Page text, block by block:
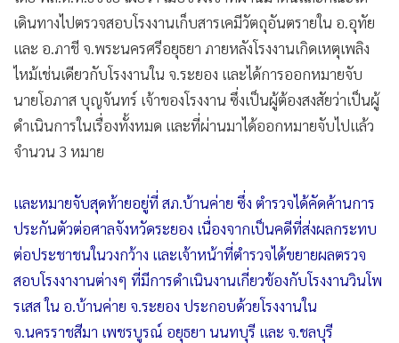
เดินทางไปตรวจสอบโรงงานเก็บสารเคมีวัตถุอันตรายใน อ.อุทัย
และ อ.ภาชี จ.พระนครศรีอยุธยา ภายหลังโรงงานเกิดเหตุเพลิง
ไหม้เช่นเดียวกับโรงงานใน จ.ระยอง และได้การออกหมายจับ
นายโอภาส บุญจันทร์ เจ้าของโรงงาน ซึ่งเป็นผู้ต้องสงสัยว่าเป็นผู้
ดำเนินการในเรื่องทั้งหมด และที่ผ่านมาได้ออกหมายจับไปแล้ว
จำนวน 3 หมาย
และหมายจับสุดท้ายอยู่ที่ สภ.บ้านค่าย ซึ่ง ตำรวจได้คัดค้านการ
ประกันตัวต่อศาลจังหวัดระยอง เนื่องจากเป็นคดีที่ส่งผลกระทบ
ต่อประชาชนในวงกว้าง และเจ้าหน้าที่ตำรวจได้ขยายผลตรวจ
สอบโรงงางานต่างๆ ที่มีการดำเนินงานเกี่ยวข้องกับโรงงานวินโพ
รเสส ใน อ.บ้านค่าย จ.ระยอง ประกอบด้วยโรงงานใน
จ.นครราชสีมา เพชรบูรณ์ อยุธยา นนทบุรี และ จ.ชลบุรี